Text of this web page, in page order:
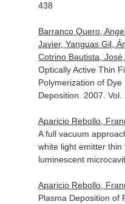
438
Barranco Quero,
Javier, Yanguas Gil,
Cotrino Bautista,
Optically Active Thin
Polymerization of Dye
Deposition . 2007.
Aparicio Rebollo,
A full vacuum
white light emitter
luminescent
Aparicio Rebollo,
Plasma Deposition of